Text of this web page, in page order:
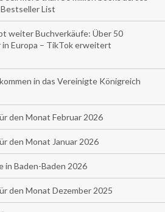
List
weiter Buchverkäufe: Über 50
Europa – TikTok erweitert
in das Vereinigte Königreich
den Monat Februar 2026
den Monat Januar 2026
in Baden-Baden 2026
den Monat Dezember 2025